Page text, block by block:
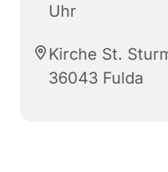
Uhr
Kirche St.
36043 Fulda